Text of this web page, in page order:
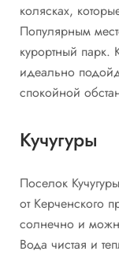
колясках,
Популярным
курортный парк.
идеально
спокойной
Кучугуры
Поселок
от Керченского
солнечно и
Вода чистая и